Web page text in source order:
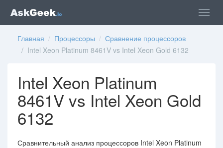
Главная / Процессоры / Сравнение процессоров
/ Intel Xeon Platinum 8461V vs Intel Xeon Gold 6132
Intel Xeon Platinum
8461V vs Intel Xeon Gold
6132
Сравнительный анализ процессоров Intel Xeon Platinum